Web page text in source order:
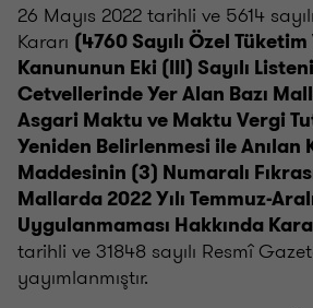
26 Mayıs 2022 tarihli ve 5614
Kararı (4760 Sayılı Özel
Kanununun Eki (III) Sayılı
Cetvellerinde Yer Alan Bazı
Asgari Maktu ve Maktu Vergi
Yeniden Belirlenmesi ile Anılan
Maddesinin (3) Numaralı
Mallarda 2022 Yılı Temmuz-
Uygulanmaması Hakkında
tarihli ve 31848 sayılı Resmî
yayımlanmıştır.